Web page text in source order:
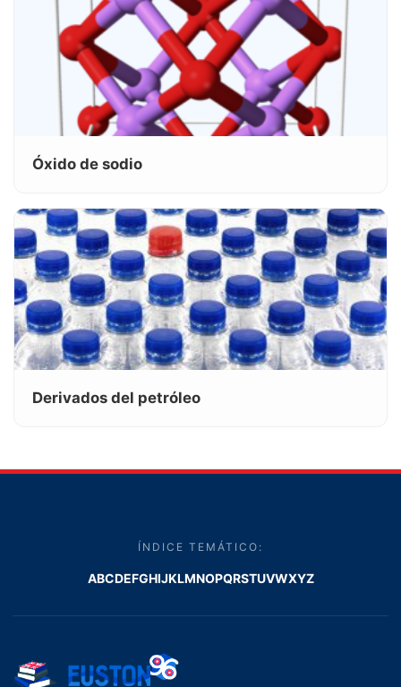
Óxido de sodio
Derivados del petróleo
ÍNDICE TEMÁTICO:
ABCDEFGHIJKLMNOPQRSTUVWXYZ